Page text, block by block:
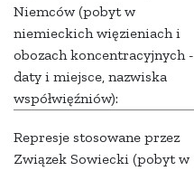
Niemców (pobyt w
niemieckich więzieniach i
obozach koncentracyjnych -
daty i miejsce, nazwiska
współwięźniów):
Represje stosowane przez
Związek Sowiecki (pobyt w